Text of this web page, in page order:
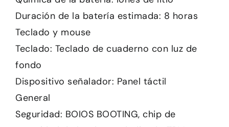
Duración de la batería estimada: 8 horas
Teclado y mouse
Teclado: Teclado de cuaderno con luz de
fondo
Dispositivo señalador: Panel táctil
General
Seguridad: BOIOS BOOTING, chip de